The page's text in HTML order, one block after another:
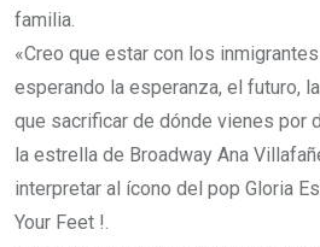
familia.
«Creo que estar con los
esperando la esperanza, el futuro,
que sacrificar de dónde vienes por
la estrella de Broadway Ana
interpretar al ícono del pop Gloria
Your Feet !.